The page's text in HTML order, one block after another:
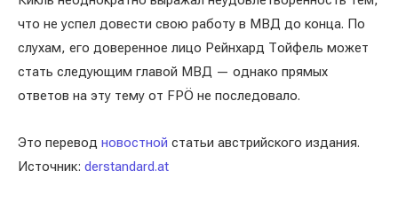
что не успел довести свою работу в МВД до конца. По
слухам, его доверенное лицо Рейнхард Тойфель может
стать следующим главой МВД — однако прямых
ответов на эту тему от FPÖ не последовало.
Это перевод новостной статьи австрийского издания.
Источник: derstandard.at